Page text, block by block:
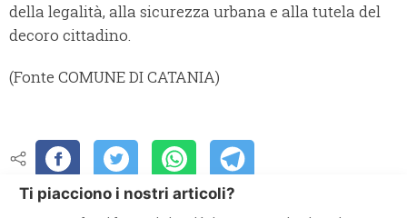
della legalità, alla sicurezza urbana e alla tutela del
decoro cittadino.
(Fonte COMUNE DI CATANIA)
Ti piacciono i nostri articoli?